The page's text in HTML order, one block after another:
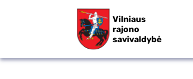
Vilniaus
rajono
savivaldybė